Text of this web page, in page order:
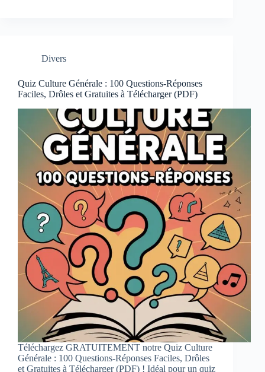
Divers
Quiz Culture Générale : 100 Questions-Réponses
Faciles, Drôles et Gratuites à Télécharger (PDF)
Téléchargez GRATUITEMENT notre Quiz Culture
Générale : 100 Questions-Réponses Faciles, Drôles
et Gratuites à Télécharger (PDF) ! Idéal pour un quiz